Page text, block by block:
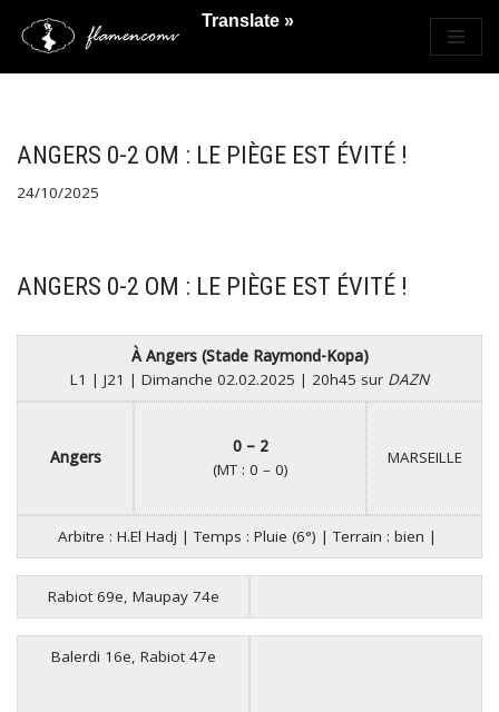
Saltar
ANGERS 0-2 OM : LE PIÈGE EST ÉVITÉ !
24/10/2025
ANGERS 0-2 OM : LE PIÈGE EST ÉVITÉ !
À Angers (Stade Raymond-Kopa)
L1 | J21 | Dimanche 02.02.2025 | 20h45 sur DAZN
Angers
0 – 2
(MT : 0 – 0)
MARSEILLE
Arbitre : H.El Hadj | Temps : Pluie (6°) | Terrain : bien |
Rabiot 69e, Maupay 74e
Balerdi 16e, Rabiot 47e
Translate »